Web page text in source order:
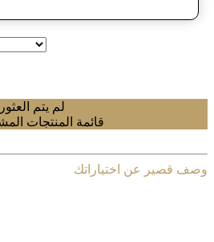
لم يتم
قائمة المنتجات
وصف قصير عن اختياراتك